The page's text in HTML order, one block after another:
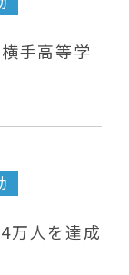
手高等学
万人を達成